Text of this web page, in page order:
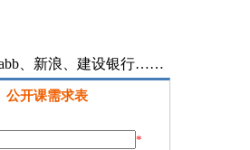
、新浪、建设银行……
公开课需求表
*